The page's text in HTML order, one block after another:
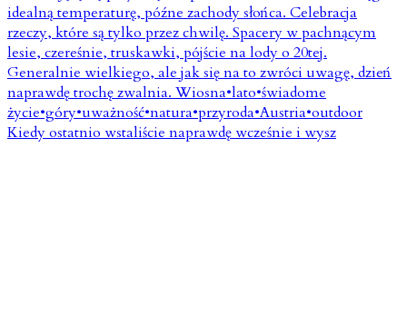
Kiedy ostatnio wstaliście naprawdę wcześnie i wysz